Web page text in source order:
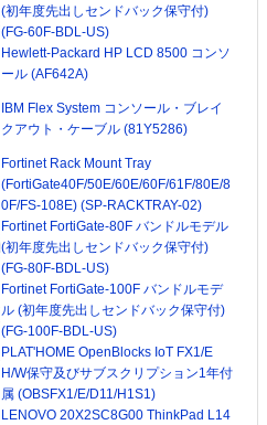
(初年度先出しセンドバック保守付)
(FG-60F-BDL-US)
Hewlett-Packard HP LCD 8500 コンソ
ール (AF642A)
IBM Flex System コンソール・ブレイ
クアウト・ケーブル (81Y5286)
Fortinet Rack Mount Tray
(FortiGate40F/50E/60E/60F/61F/80E/8
0F/FS-108E) (SP-RACKTRAY-02)
Fortinet FortiGate-80F バンドルモデル
(初年度先出しセンドバック保守付)
(FG-80F-BDL-US)
Fortinet FortiGate-100F バンドルモデ
ル (初年度先出しセンドバック保守付)
(FG-100F-BDL-US)
PLAT'HOME OpenBlocks IoT FX1/E
H/W保守及びサブスクリプション1年付
属 (OBSFX1/E/D11/H1S1)
LENOVO 20X2SC8G00 ThinkPad L14